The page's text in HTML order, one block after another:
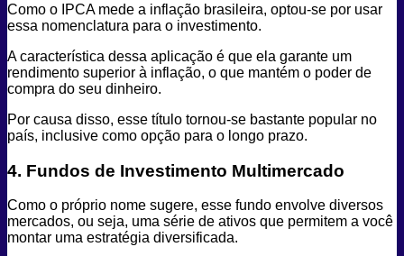
Como o IPCA mede a inflação brasileira, optou-se por usar
essa nomenclatura para o investimento.
A característica dessa aplicação é que ela garante um
rendimento superior à inflação, o que mantém o poder de
compra do seu dinheiro.
Por causa disso, esse título tornou-se bastante popular no
país, inclusive como opção para o longo prazo.
4. Fundos de Investimento Multimercado
Como o próprio nome sugere, esse fundo envolve diversos
mercados, ou seja, uma série de ativos que permitem a você
montar uma estratégia diversificada.